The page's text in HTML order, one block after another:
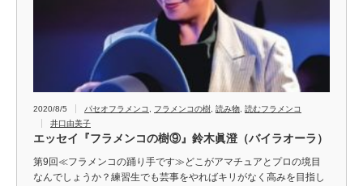
2020/8/5 パセオフラメンコ フラメンコの樹 読み物 読むフラメンコ
井口由美子
エッセイ『フラメンコの樹⑨』鈴木眞澄（バイラオーラ）
第9回≪フラメンコの踊り手です≫どこがアマチュアとプロの境目
なんでしょうか？練習生でも芸事をやればキリがなく高みを目指し